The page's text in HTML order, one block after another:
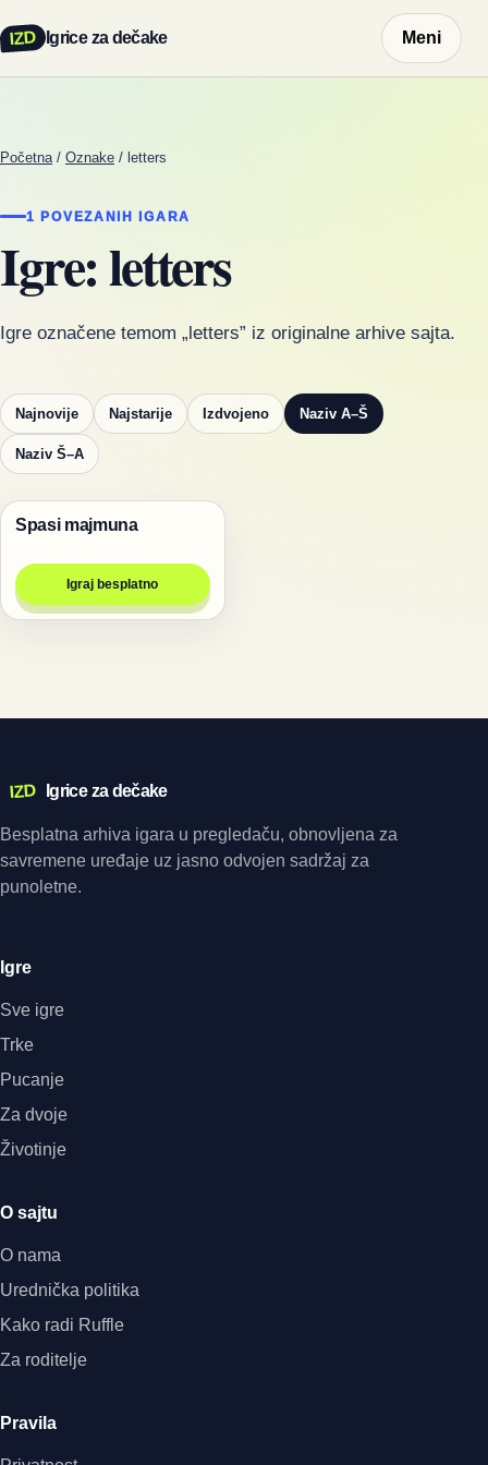
IZD Igrice za dečake Meni
Početna / Oznake / letters
1 POVEZANIH IGARA
Igre: letters
Igre označene temom „letters” iz originalne arhive sajta.
Najnovije Najstarije Izdvojeno Naziv A–Š
Naziv Š–A
Životinje
Spasi majmuna
Igraj besplatno
IZD Igrice za dečake
Besplatna arhiva igara u pregledaču, obnovljena za
savremene uređaje uz jasno odvojen sadržaj za
punoletne.
Igre
Sve igre
Trke
Pucanje
Za dvoje
Životinje
O sajtu
O nama
Urednička politika
Kako radi Ruffle
Za roditelje
Pravila